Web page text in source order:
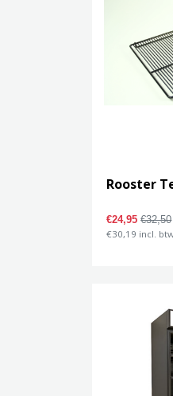
Rooster
€24,95€32,50
€30,19 incl.